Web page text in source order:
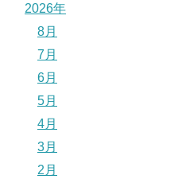
2026年
8月
7月
6月
5月
4月
3月
2月